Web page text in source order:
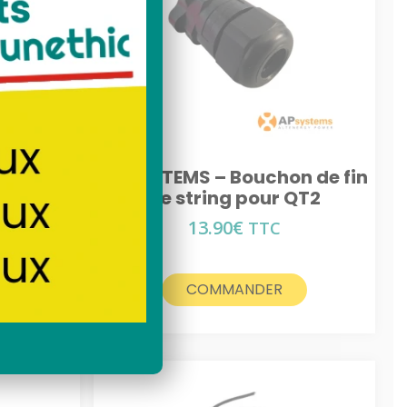
de fin
APSYSTEMS – Bouchon de fin
de string pour QT2
13.90€ TTC
COMMANDER